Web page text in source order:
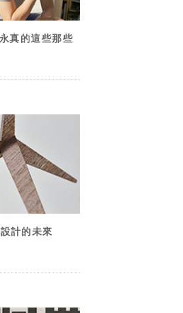
真的這些那些
計的未來